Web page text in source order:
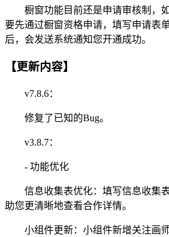
橱窗功能目前还是申请审核制，如
要先通过橱窗资格申请，填写申请表
后，会发送系统通知您开通成功。
【更新内容】
v7.8.6：
修复了已知的Bug。
v3.8.7：
- 功能优化
信息收集表优化：填写信息收集表
助您更清晰地查看合作详情。
小组件更新：小组件新增关注画